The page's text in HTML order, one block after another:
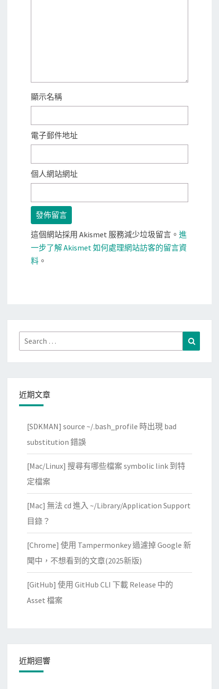
顯示名稱
電子郵件地址
個人網站網址
這個網站採用 Akismet 服務減少垃圾留言。 進
一步了解 Akismet 如何處理網站訪客的留言資
料 。
Search
for:
近期文章
[SDKMAN] source ~/.bash_profile 時出現 bad
substitution 錯誤
[Mac/Linux] 搜尋有哪些檔案 symbolic link 到特
定檔案
[Mac] 無法 cd 進入 ~/Library/Application Support
目錄？
[Chrome] 使用 Tampermonkey 過濾掉 Google 新
聞中，不想看到的文章(2025新版)
[GitHub] 使用 GitHub CLI 下載 Release 中的
Asset 檔案
近期迴響